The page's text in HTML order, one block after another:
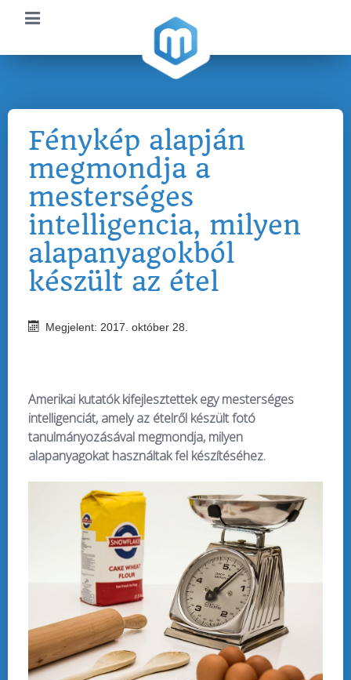
Fénykép alapján
megmondja a
mesterséges
intelligencia, milyen
alapanyagokból
készült az étel
Megjelent: 2017. október 28.
Amerikai kutatók kifejlesztettek egy mesterséges
intelligenciát, amely az ételről készült fotó
tanulmányozásával megmondja, milyen
alapanyagokat használtak fel készítéséhez.